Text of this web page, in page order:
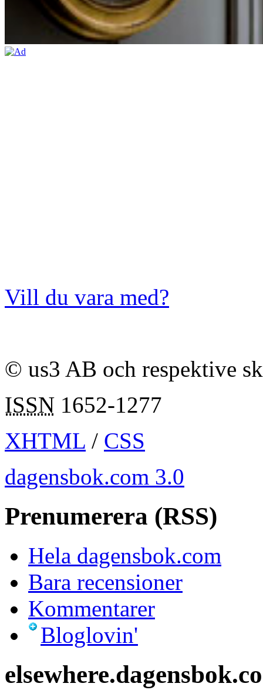
Vill du vara med?
© us3 AB och respektive
ISSN 1652-1277
XHTML / CSS
dagensbok.com 3.0
Prenumerera (RSS)
Hela dagensbok.com
Bara recensioner
Kommentarer
Bloglovin'